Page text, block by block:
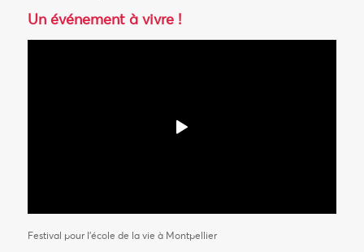
Un événement à vivre !
Festival pour l’école de la vie à Montpellier